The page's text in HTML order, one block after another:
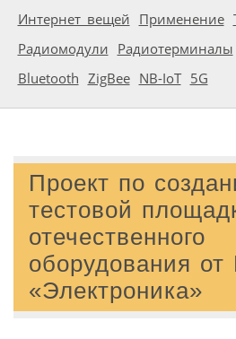
Интернет вещей Применение
Радиомодули Радиотерминалы
Bluetooth ZigBee NB-IoT 5G
Проект по
тестовой
отечественного
оборудования
«Электроника»